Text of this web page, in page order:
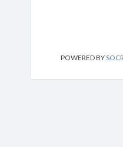
POWERED BY